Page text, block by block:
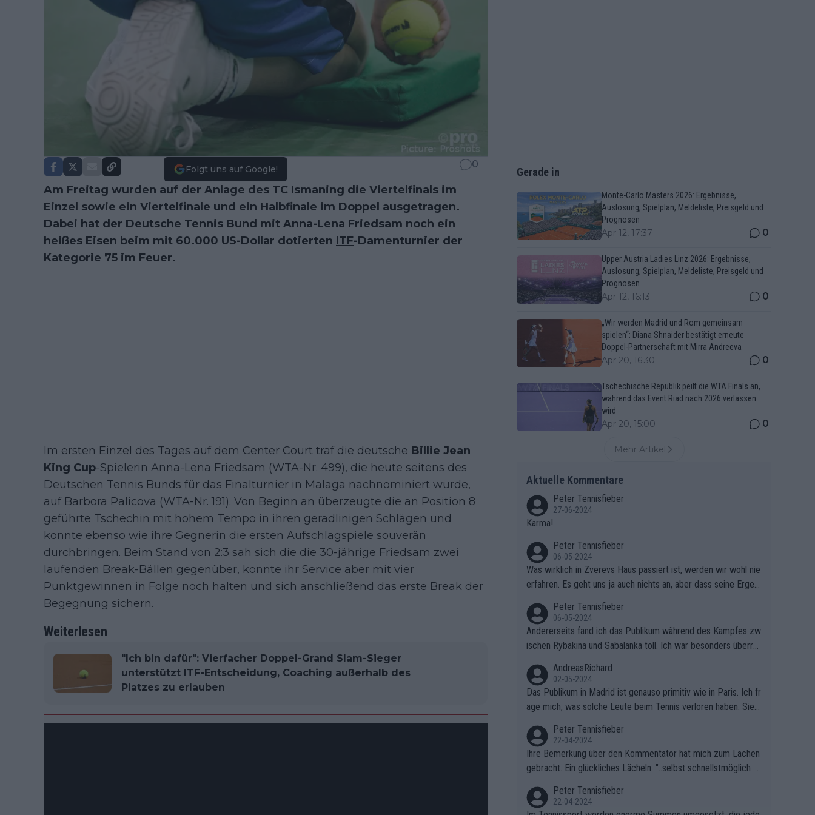
Folgt uns auf Google! 0
Am Freitag wurden auf der Anlage des TC Ismaning die Viertelfinals im
Einzel sowie ein Viertelfinale und ein Halbfinale im Doppel ausgetragen.
Dabei hat der Deutsche Tennis Bund mit Anna-Lena Friedsam noch ein
heißes Eisen beim mit 60.000 US-Dollar dotierten ITF-Damenturnier der
Kategorie 75 im Feuer.
Im ersten Einzel des Tages auf dem Center Court traf die deutsche Billie Jean
King Cup-Spielerin Anna-Lena Friedsam (WTA-Nr. 499), die heute seitens des
Deutschen Tennis Bunds für das Finalturnier in Malaga nachnominiert wurde,
auf Barbora Palicova (WTA-Nr. 191). Von Beginn an überzeugte die an Position 8
geführte Tschechin mit hohem Tempo in ihren geradlinigen Schlägen und
konnte ebenso wie ihre Gegnerin die ersten Aufschlagspiele souverän
durchbringen. Beim Stand von 2:3 sah sich die die 30-jährige Friedsam zwei
laufenden Break-Bällen gegenüber, konnte ihr Service aber mit vier
Punktgewinnen in Folge noch halten und sich anschließend das erste Break der
Begegnung sichern.
Weiterlesen
"Ich bin dafür": Vierfacher Doppel-Grand Slam-Sieger
unterstützt ITF-Entscheidung, Coaching außerhalb des
Platzes zu erlauben
Gerade in
Monte-Carlo Masters 2026: Ergebnisse,
Auslosung, Spielplan, Meldeliste, Preisgeld und
Prognosen
Apr 12, 17:37 0
Upper Austria Ladies Linz 2026: Ergebnisse,
Auslosung, Spielplan, Meldeliste, Preisgeld und
Prognosen
Apr 12, 16:13 0
„Wir werden Madrid und Rom gemeinsam
spielen“: Diana Shnaider bestätigt erneute
Doppel-Partnerschaft mit Mirra Andreeva
Apr 20, 16:30 0
Tschechische Republik peilt die WTA Finals an,
während das Event Riad nach 2026 verlassen
wird
Apr 20, 15:00 0
Mehr Artikel
Aktuelle Kommentare
Peter Tennisfieber
27-06-2024
Karma!
Peter Tennisfieber
06-05-2024
Was wirklich in Zverevs Haus passiert ist, werden wir wohl nie
erfahren. Es geht uns ja auch nichts an, aber dass seine Ergeb
Peter Tennisfieber
06-05-2024
Andererseits fand ich das Publikum während des Kampfes zw
ischen Rybakina und Sabalanka toll. Ich war besonders überras
AndreasRichard
02-05-2024
Das Publikum in Madrid ist genauso primitiv wie in Paris. Ich fr
age mich, was solche Leute beim Tennis verloren haben. Sie s
ben.
Peter Tennisfieber
22-04-2024
Ihre Bemerkung über den Kommentator hat mich zum Lachen
gebracht. Ein glückliches Lächeln. "..selbst schnellstmöglich na
Peter Tennisfieber
22-04-2024